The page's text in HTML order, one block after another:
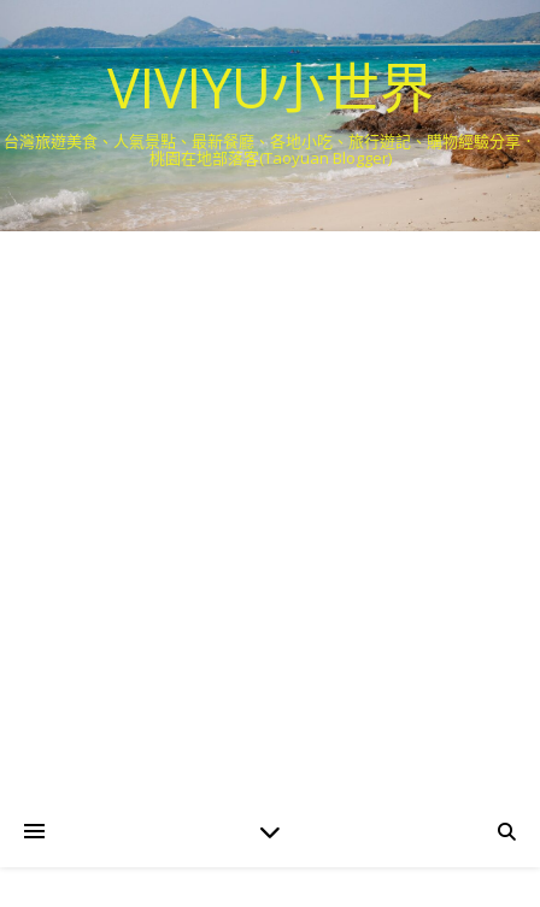
VIVIYU小世界
台灣旅遊美食、人氣景點、最新餐廳、各地小吃、旅行遊記、購物經驗分享．
桃園在地部落客(Taoyuan Blogger)